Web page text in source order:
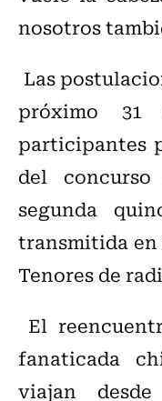
nosotros
Las
próximo
participantes
del
segunda
transmitida en
Tenores de
El
fanaticada
viajan